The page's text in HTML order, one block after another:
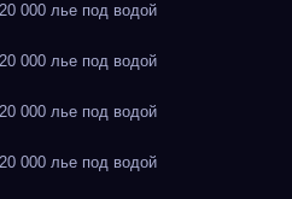
000 лье под водой
000 лье под водой
000 лье под водой
000 лье под водой